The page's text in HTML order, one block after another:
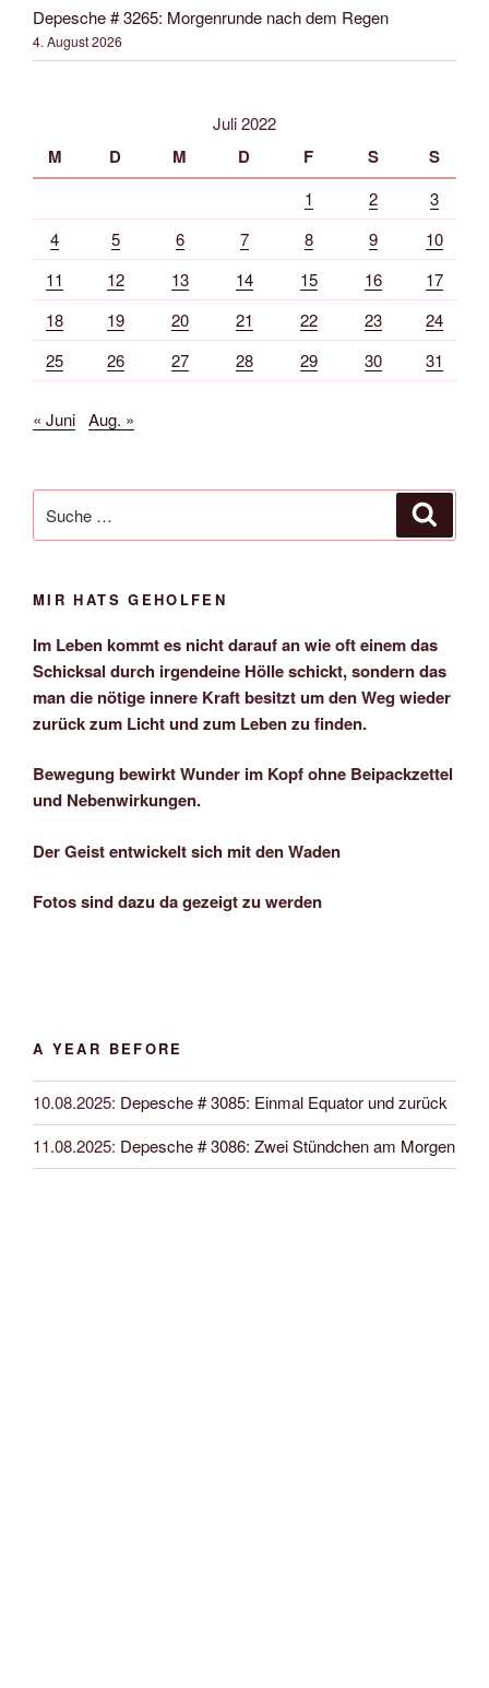
Depesche # 3265: Morgenrunde nach dem Regen
4. August 2026
Juli 2022
M D M D F S S
1 2
3
4
5 6 7 8 9
10
11
12 13 14 15 16
17
18
19 20 21 22 23
24
25
26 27 28 29 30 31
« Juni Aug. »
nach:
MIR HATS GEHOLFEN
Im Leben kommt es nicht darauf an wie oft einem das
Schicksal durch irgendeine Hölle schickt, sondern das
man die nötige innere Kraft besitzt um den Weg wieder
zurück zum Licht und zum Leben zu finden.
Bewegung bewirkt Wunder im Kopf ohne Beipackzettel
und Nebenwirkungen.
Der Geist entwickelt sich mit den Waden
Fotos sind dazu da gezeigt zu werden
A YEAR BEFORE
10.08.2025: Depesche # 3085: Einmal Equator und zurück
11.08.2025: Depesche # 3086: Zwei Stündchen am Morgen